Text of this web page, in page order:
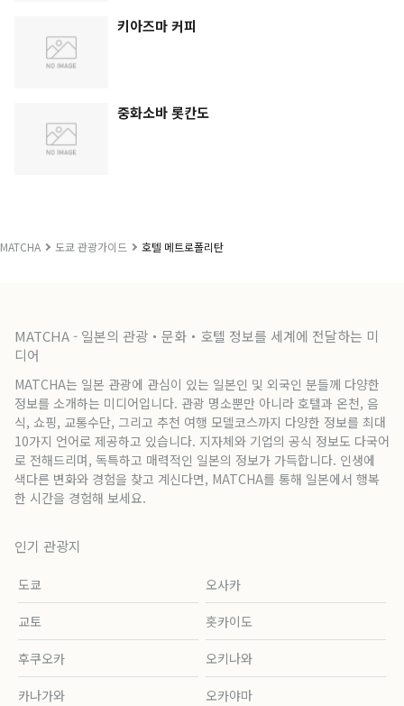
키아즈마 커피
중화소바 롯칸도
MATCHA 도쿄 관광가이드 호텔 메트로폴리탄
MATCHA - 일본의 관광・문화・호텔 정보를 세계에 전달하는 미
디어
MATCHA는 일본 관광에 관심이 있는 일본인 및 외국인 분들께 다양한
정보를 소개하는 미디어입니다. 관광 명소뿐만 아니라 호텔과 온천, 음
식, 쇼핑, 교통수단, 그리고 추천 여행 모델코스까지 다양한 정보를 최대
10가지 언어로 제공하고 있습니다. 지자체와 기업의 공식 정보도 다국어
로 전해드리며, 독특하고 매력적인 일본의 정보가 가득합니다. 인생에
색다른 변화와 경험을 찾고 계신다면, MATCHA를 통해 일본에서 행복
한 시간을 경험해 보세요.
인기 관광지
도쿄 오사카
교토 홋카이도
후쿠오카 오키나와
카나가와 오카야마